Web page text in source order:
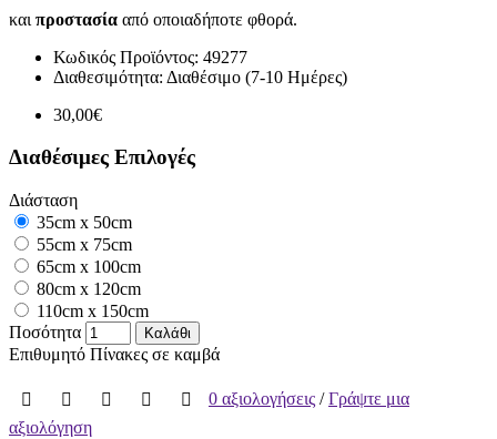
και προστασία από οποιαδήποτε φθορά.
Κωδικός Προϊόντος: 49277
Διαθεσιμότητα: Διαθέσιμο (7-10 Ημέρες)
30,00€
Διαθέσιμες Επιλογές
Διάσταση
35cm x 50cm
55cm x 75cm
65cm x 100cm
80cm x 120cm
110cm x 150cm
Ποσότητα
Καλάθι
Επιθυμητό Πίνακες σε καμβά
0 αξιολογήσεις /Γράψτε μια
αξιολόγηση